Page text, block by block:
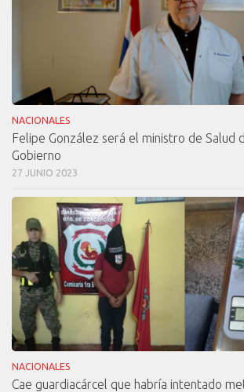
NACIONALES
Felipe González será el ministro de Salud
Gobierno
27 JUNIO 2023
NACIONALES
Cae guardiacárcel que habría intentado